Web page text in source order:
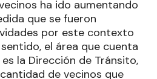
la Agencia de
de Tesorería y el
detalló el funcionario.
ha ido aumentando
que se fueron